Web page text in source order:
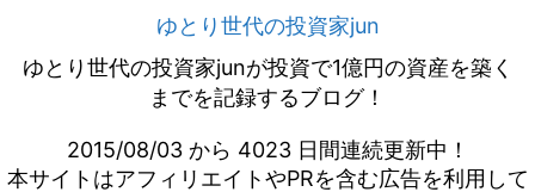
ゆとり世代の投資家jun
ゆとり世代の投資家junが投資で1億円の資産を築く
までを記録するブログ！
2015/08/03 から 4023 日間連続更新中！
本サイトはアフィリエイトやPRを含む広告を利用して